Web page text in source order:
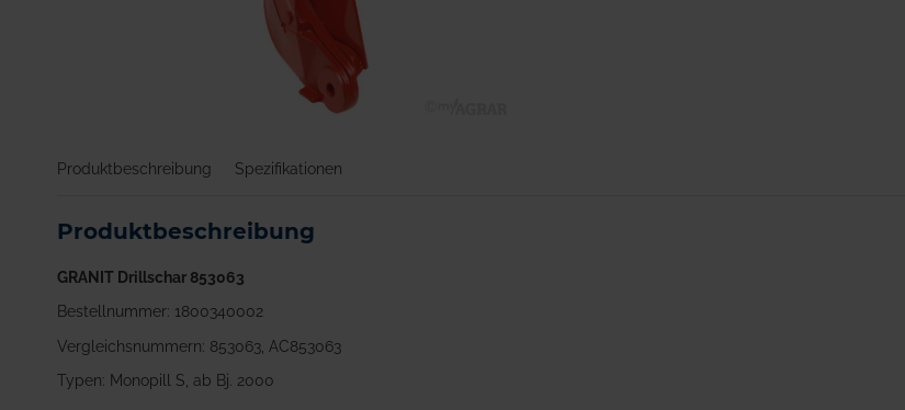
der
springen
Produktbeschreibung Spezifikationen
Produktbeschreibung
GRANIT Drillschar 853063
Bestellnummer: 1800340002
Vergleichsnummern: 853063, AC853063
Typen: Monopill S, ab Bj. 2000